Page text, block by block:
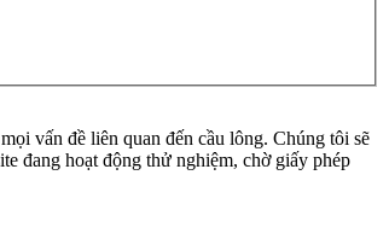
vấn đề liên quan đến cầu lông. Chúng tôi sẽ
đang hoạt động thử nghiệm, chờ giấy phép